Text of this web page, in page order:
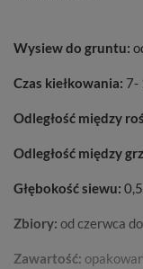
Wysiew do gruntu:
Czas kiełkowania: 7-
Odległość między
Odległość między
Głębokość siewu:
Zbiory: od czerwca
Zawartość: